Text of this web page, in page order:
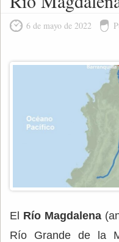
6 de mayo de 2022
El Río Magdalena
Río Grande de la